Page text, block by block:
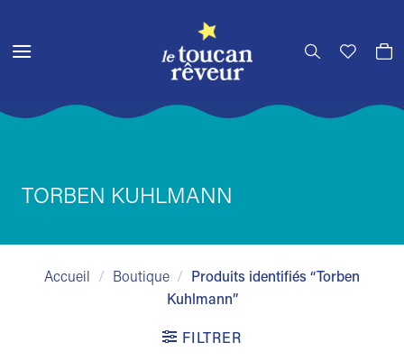
contenu
TORBEN KUHLMANN
Accueil / Boutique /
Produits identifiés “Torben
Kuhlmann”
FILTRER